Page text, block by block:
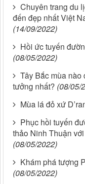
Chuyên trang du
đến đẹp nhất Việt
(14/09/2022)
Hồi ức tuyến
(08/05/2022)
Tây Bắc mùa
tưởng nhất? (08/05/
Mùa lá đỏ xứ
Phục hồi tuyến
thảo Ninh Thuận
(08/05/2022)
Khám phá tượng
(08/05/2022)